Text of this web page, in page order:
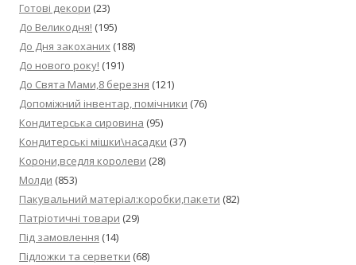
Готові декори (23)
До Великодня! (195)
До Дня закоханих (188)
До нового року! (191)
До Свята Мами,8 березня (121)
Допоміжний інвентар, помічники (76)
Кондитерська сировина (95)
Кондитерські мішки\насадки (37)
Корони,вседля королеви (28)
Молди (853)
Пакувальний матеріал:коробки,пакети (82)
Патріотичні товари (29)
Під замовлення (14)
Підложки та серветки (68)